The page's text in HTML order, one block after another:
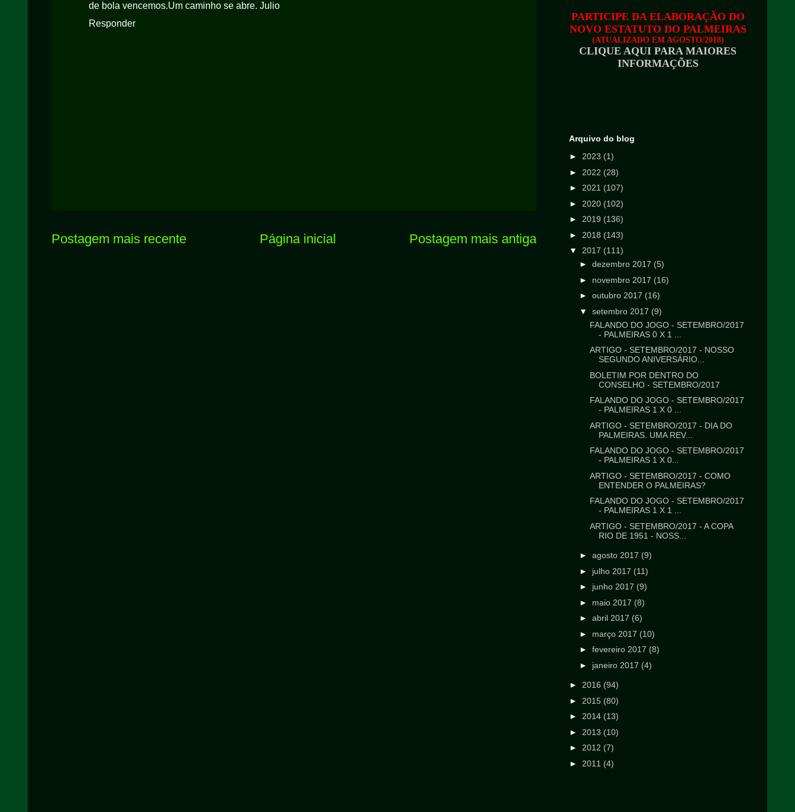
de bola vencemos.Um caminho se abre. Julio
Responder
Postagem mais recente Postagem mais antiga
Página inicial
PARTICIPE DA ELABORAÇÃO DO
NOVO ESTATUTO DO PALMEIRAS
(ATUALIZADO EM AGOSTO/2018)
CLIQUE AQUI PARA MAIORES
INFORMAÇÕES
Arquivo do blog
► 2023 (1)
► 2022 (28)
► 2021 (107)
► 2020 (102)
► 2019 (136)
► 2018 (143)
▼ 2017 (111)
► dezembro 2017 (5)
► novembro 2017 (16)
► outubro 2017 (16)
▼ setembro 2017 (9)
FALANDO DO JOGO - SETEMBRO/2017
- PALMEIRAS 0 X 1 ...
ARTIGO - SETEMBRO/2017 - NOSSO
SEGUNDO ANIVERSÁRIO...
BOLETIM POR DENTRO DO
CONSELHO - SETEMBRO/2017
FALANDO DO JOGO - SETEMBRO/2017
- PALMEIRAS 1 X 0 ...
ARTIGO - SETEMBRO/2017 - DIA DO
PALMEIRAS. UMA REV...
FALANDO DO JOGO - SETEMBRO/2017
- PALMEIRAS 1 X 0...
ARTIGO - SETEMBRO/2017 - COMO
ENTENDER O PALMEIRAS?
FALANDO DO JOGO - SETEMBRO/2017
- PALMEIRAS 1 X 1 ...
ARTIGO - SETEMBRO/2017 - A COPA
RIO DE 1951 - NOSS...
► agosto 2017 (9)
► julho 2017 (11)
► junho 2017 (9)
► maio 2017 (8)
► abril 2017 (6)
► março 2017 (10)
► fevereiro 2017 (8)
► janeiro 2017 (4)
► 2016 (94)
► 2015 (80)
► 2014 (13)
► 2013 (10)
► 2012 (7)
► 2011 (4)